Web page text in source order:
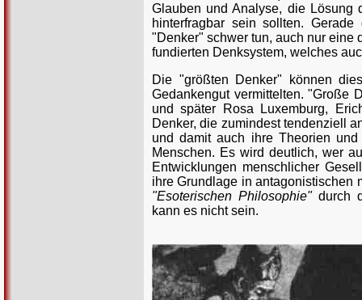
Glauben und Analyse, die Lösung
hinterfragbar sein sollten.
"Denker" schwer tun, auch nur eine
fundierten Denksystem, welches
Die "größten Denker" können
Gedankengut vermittelten. "Große
und später Rosa Luxemburg,
Denker, die zumindest tendenziell
und damit auch ihre Theorien
Menschen. Es wird deutlich, wer
Entwicklungen menschlicher
ihre Grundlage in antagonistischen
"Esoterischen Philosophie"durch
kann es nicht sein.